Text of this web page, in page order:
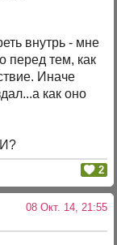
внутрь - мне
перед тем, как
Иначе
как оно
2
08 Окт. 14, 21:55